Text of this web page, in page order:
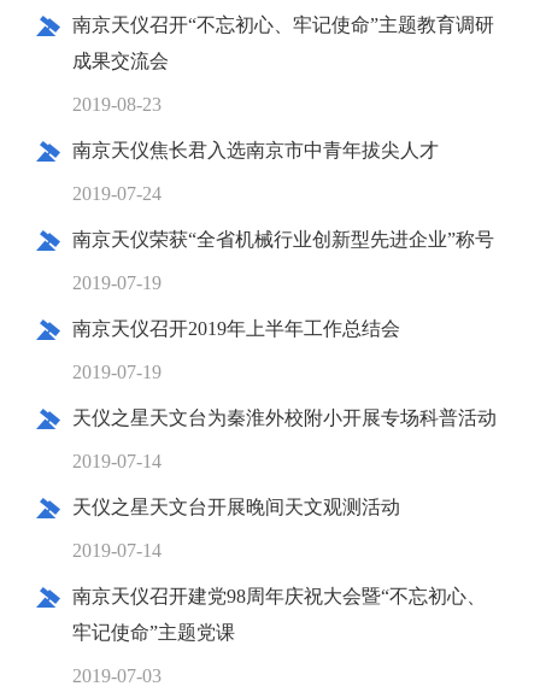
南京天仪召开“不忘初心、牢记使命”主题教育调研
成果交流会
2019-08-23
南京天仪焦长君入选南京市中青年拔尖人才
2019-07-24
南京天仪荣获“全省机械行业创新型先进企业”称号
2019-07-19
南京天仪召开2019年上半年工作总结会
2019-07-19
天仪之星天文台为秦淮外校附小开展专场科普活动
2019-07-14
天仪之星天文台开展晚间天文观测活动
2019-07-14
南京天仪召开建党98周年庆祝大会暨“不忘初心、
牢记使命”主题党课
2019-07-03